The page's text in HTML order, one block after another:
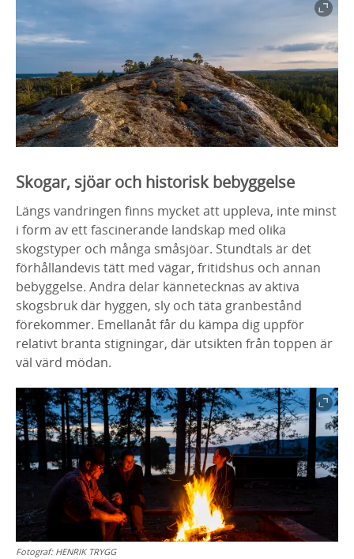
Skogar, sjöar och historisk bebyggelse
Längs vandringen finns mycket att uppleva, inte minst
i form av ett fascinerande landskap med olika
skogstyper och många småsjöar. Stundtals är det
förhållandevis tätt med vägar, fritidshus och annan
bebyggelse. Andra delar kännetecknas av aktiva
skogsbruk där hyggen, sly och täta granbestånd
förekommer. Emellanåt får du kämpa dig uppför
relativt branta stigningar, där utsikten från toppen är
väl värd mödan.
Fotograf: HENRIK TRYGG